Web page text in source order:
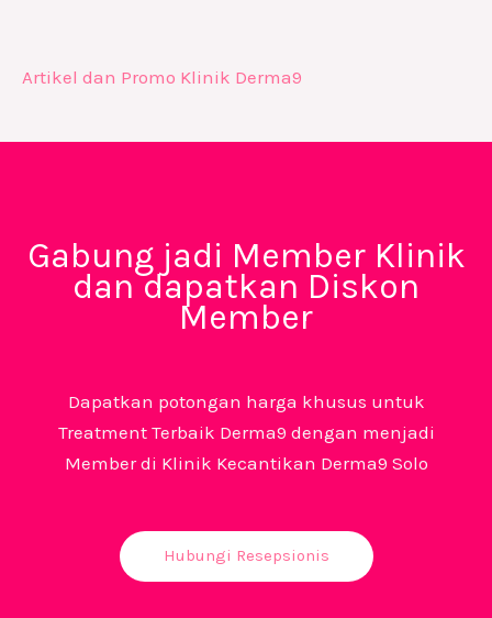
Artikel dan Promo Klinik Derma9
Gabung jadi Member Klinik
dan dapatkan Diskon
Member
Dapatkan potongan harga khusus untuk
Treatment Terbaik Derma9 dengan menjadi
Member di Klinik Kecantikan Derma9 Solo
Hubungi Resepsionis